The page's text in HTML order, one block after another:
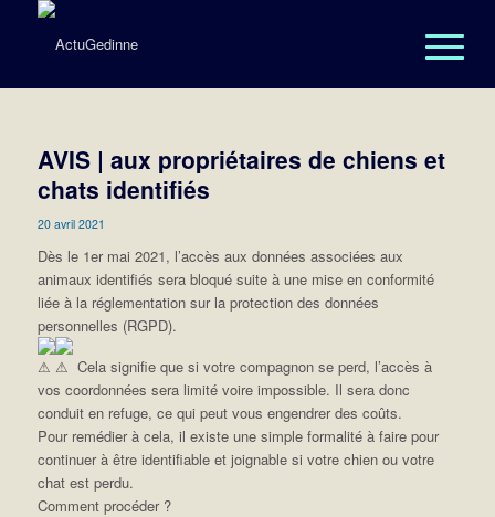
AVIS | aux propriétaires de chiens et
chats identifiés
20 avril 2021
Dès le 1er mai 2021, l’accès aux données associées aux
animaux identifiés sera bloqué suite à une mise en conformité
liée à la réglementation sur la protection des données
personnelles (RGPD).
Cela signifie que si votre compagnon se perd, l’accès à
vos coordonnées sera limité voire impossible. Il sera donc
conduit en refuge, ce qui peut vous engendrer des coûts.
Pour remédier à cela, il existe une simple formalité à faire pour
continuer à être identifiable et joignable si votre chien ou votre
chat est perdu.
Comment procéder ?